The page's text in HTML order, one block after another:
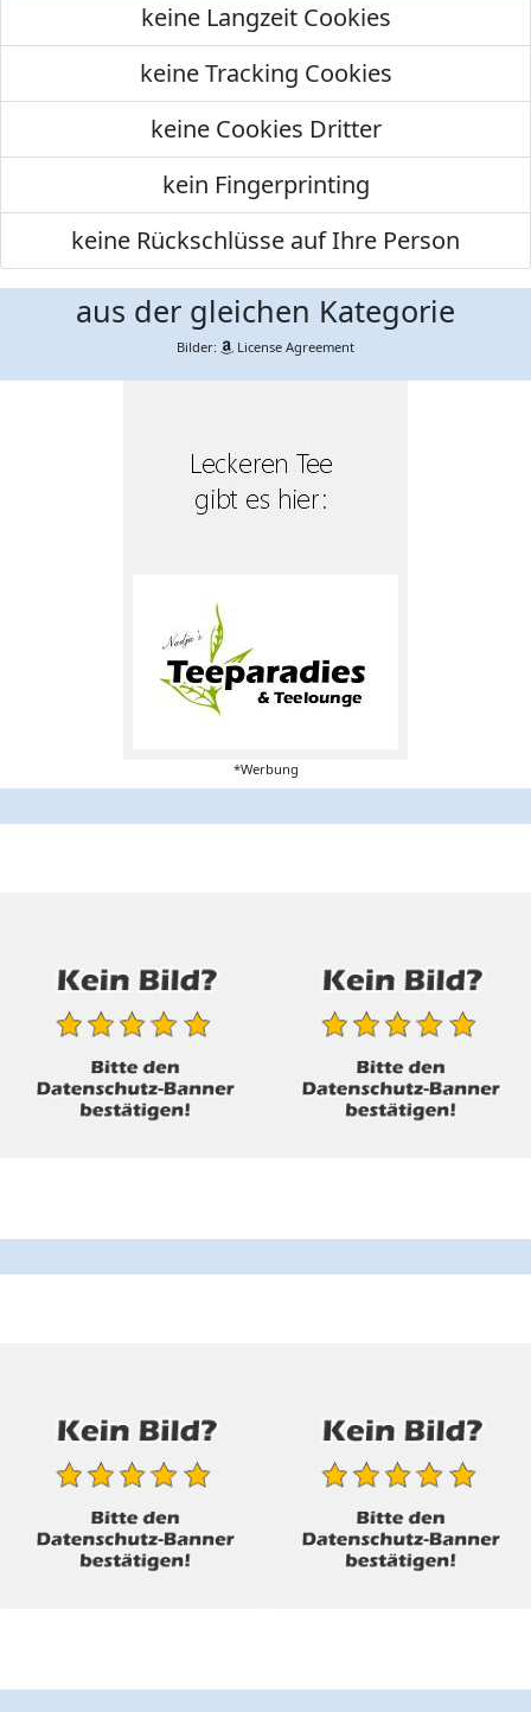
keine Langzeit Cookies
keine Tracking Cookies
keine Cookies Dritter
kein Fingerprinting
keine Rückschlüsse auf Ihre Person
aus der gleichen Kategorie
Bilder: License Agreement
*Werbung